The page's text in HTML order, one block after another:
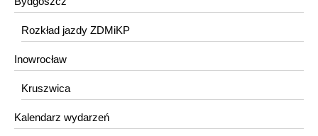
Rozkład jazdy ZDMiKP
Inowrocław
Kruszwica
Kalendarz wydarzeń